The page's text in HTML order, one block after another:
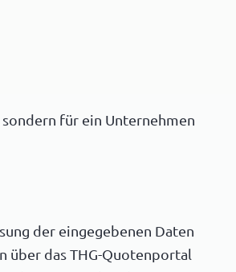
für ein Unternehmen
der eingegebenen Daten
über das THG-Quotenportal